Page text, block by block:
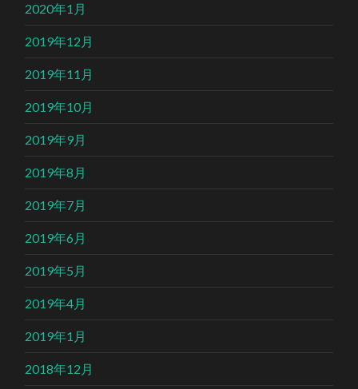
2020年1月
2019年12月
2019年11月
2019年10月
2019年9月
2019年8月
2019年7月
2019年6月
2019年5月
2019年4月
2019年1月
2018年12月